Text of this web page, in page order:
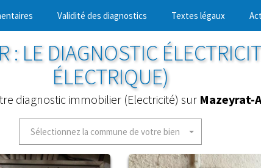
Validité des diagnostics Textes légaux
: LE DIAGNOSTIC
ÉLECTRIQUE)
diagnostic immobilier (Electricité) sur Mazeyrat-
Sélectionnez la commune de votre bien